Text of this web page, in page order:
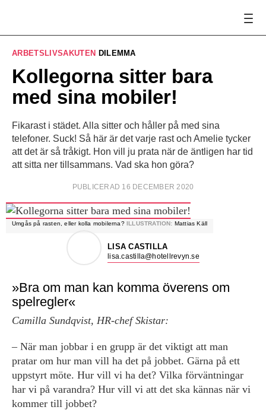
ARBETSLIVSAKUTEN DILEMMA
Kollegorna sitter bara
med sina mobiler!
Fikarast i städet. Alla sitter och håller på med sina
telefoner. Suck! Så här är det varje rast och Amelie tycker
att det är så tråkigt. Hon vill ju prata när de äntligen har tid
att sitta ner tillsammans. Vad ska hon göra?
PUBLICERAD 16 DECEMBER 2020
Umgås på rasten, eller kolla mobilerna? ILLUSTRATION: Mattias Käll
LISA CASTILLA
lisa.castilla@hotellrevyn.se
»Bra om man kan komma ­överens om
spelregler«
Camilla Sundqvist, HR-chef Skistar:
– När man jobbar i en grupp är det viktigt att man
pratar om hur man vill ha det på ­jobbet. Gärna på ett
uppstyrt möte. Hur vill vi ha det? Vilka förväntningar
har vi på varandra? Hur vill vi att det ska kännas när vi
kommer till jobbet?